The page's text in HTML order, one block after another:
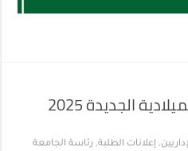
الجديدة 2025
, إعلانات الطلبة, رئاسة الجامعة